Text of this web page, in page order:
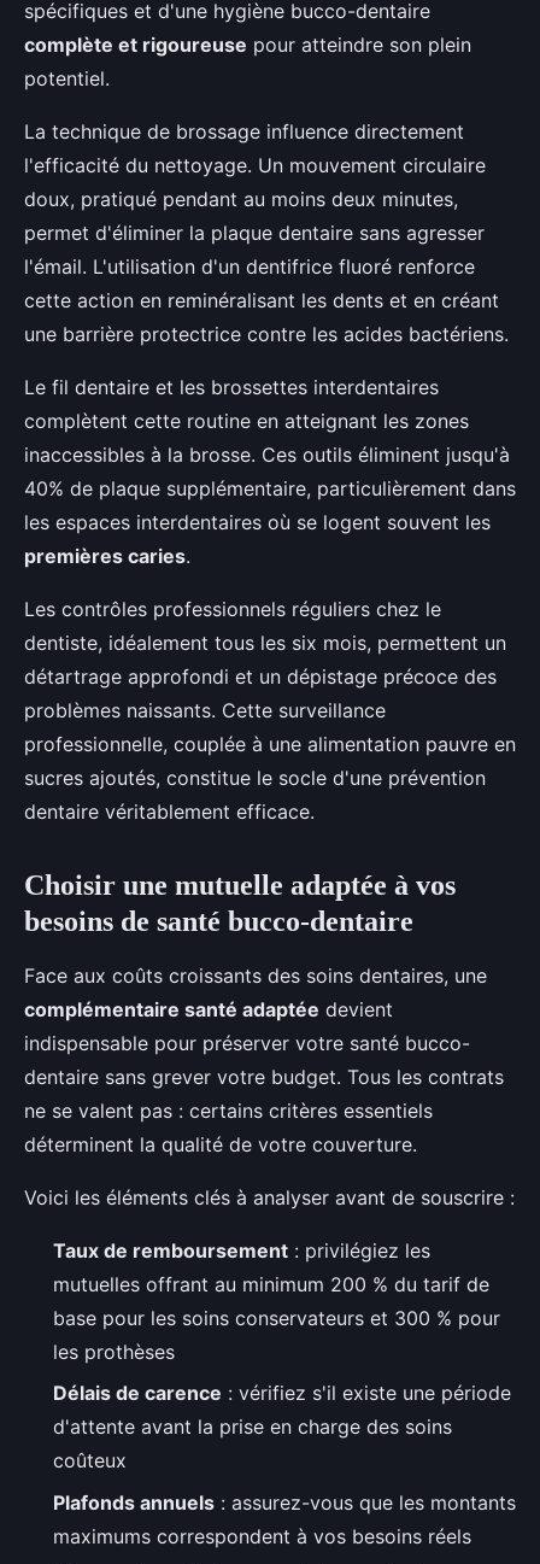
spécifiques et d'une hygiène bucco-dentaire
complète et rigoureuse pour atteindre son plein
potentiel.
La technique de brossage influence directement
l'efficacité du nettoyage. Un mouvement circulaire
doux, pratiqué pendant au moins deux minutes,
permet d'éliminer la plaque dentaire sans agresser
l'émail. L'utilisation d'un dentifrice fluoré renforce
cette action en reminéralisant les dents et en créant
une barrière protectrice contre les acides bactériens.
Le fil dentaire et les brossettes interdentaires
complètent cette routine en atteignant les zones
inaccessibles à la brosse. Ces outils éliminent jusqu'à
40% de plaque supplémentaire, particulièrement dans
les espaces interdentaires où se logent souvent les
premières caries.
Les contrôles professionnels réguliers chez le
dentiste, idéalement tous les six mois, permettent un
détartrage approfondi et un dépistage précoce des
problèmes naissants. Cette surveillance
professionnelle, couplée à une alimentation pauvre en
sucres ajoutés, constitue le socle d'une prévention
dentaire véritablement efficace.
Choisir une mutuelle adaptée à vos
besoins de santé bucco-dentaire
Face aux coûts croissants des soins dentaires, une
complémentaire santé adaptée devient
indispensable pour préserver votre santé bucco-
dentaire sans grever votre budget. Tous les contrats
ne se valent pas : certains critères essentiels
déterminent la qualité de votre couverture.
Voici les éléments clés à analyser avant de souscrire :
Taux de remboursement : privilégiez les
mutuelles offrant au minimum 200 % du tarif de
base pour les soins conservateurs et 300 % pour
les prothèses
Délais de carence : vérifiez s'il existe une période
d'attente avant la prise en charge des soins
coûteux
Plafonds annuels : assurez-vous que les montants
maximums correspondent à vos besoins réels